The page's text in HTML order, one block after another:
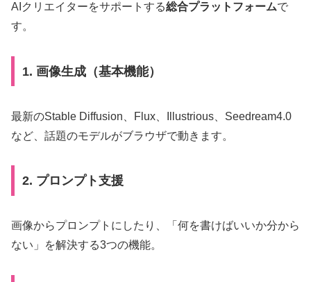
AIクリエイターをサポートする総合プラットフォームで
す。
1. 画像生成（基本機能）
最新のStable Diffusion、Flux、Illustrious、Seedream4.0
など、話題のモデルがブラウザで動きます。
2. プロンプト支援
画像からプロンプトにしたり、「何を書けばいいか分から
ない」を解決する3つの機能。